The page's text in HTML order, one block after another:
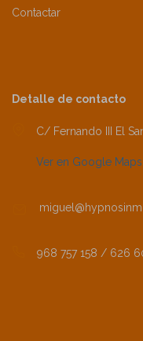
Contactar
Detalle de contacto
C/ Fernando III El
Ver en Google Maps
968 757 158 / 626